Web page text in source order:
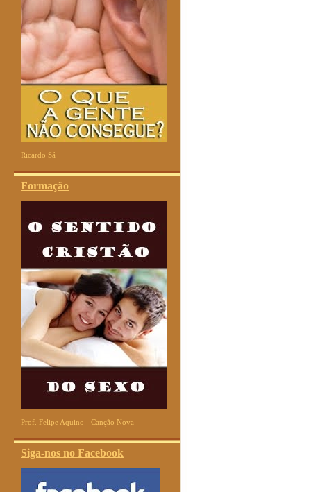
Ricardo Sá
Formação
Prof. Felipe Aquino - Canção Nova
Siga-nos no Facebook